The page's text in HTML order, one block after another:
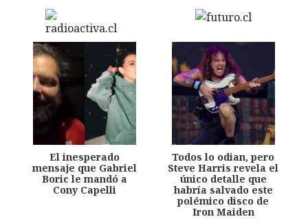
El inesperado
mensaje que Gabriel
Boric le mandó a
Cony Capelli
Todos lo odian, pero
Steve Harris revela el
único detalle que
habría salvado este
polémico disco de
Iron Maiden